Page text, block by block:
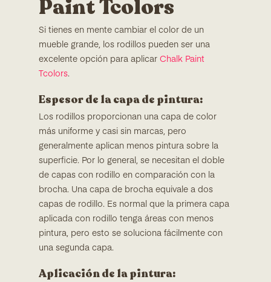
Paint Tcolors
Si tienes en mente cambiar el color de un
mueble grande, los rodillos pueden ser una
excelente opción para aplicar Chalk Paint
Tcolors.
Espesor de la capa de pintura:
Los rodillos proporcionan una capa de color
más uniforme y casi sin marcas, pero
generalmente aplican menos pintura sobre la
superficie. Por lo general, se necesitan el doble
de capas con rodillo en comparación con la
brocha. Una capa de brocha equivale a dos
capas de rodillo. Es normal que la primera capa
aplicada con rodillo tenga áreas con menos
pintura, pero esto se soluciona fácilmente con
una segunda capa.
Aplicación de la pintura: